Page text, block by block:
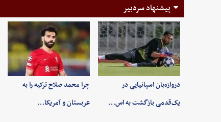
پیشنهاد سردبیر
دروازه‌بان اسپانیایی در
یک‌قدمی بازگشت به اس…
چرا محمد صلاح ترکیه را به
عربستان و آمریکا…